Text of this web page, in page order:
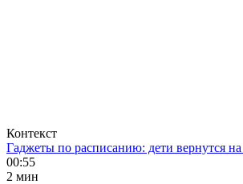
Контекст
Гаджеты по расписанию: дети вернутся
00:55
2 мин